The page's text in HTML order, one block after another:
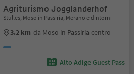
Agriturismo Jogglanderhof
Stulles, Moso in Passiria, Merano e dintorni
3.2 km da Moso in Passiria centro
Alto Adige Guest Pass